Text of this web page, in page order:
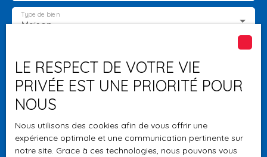
ACCUEIL PROGRAMMES
Estimation
Maison
Type de bien
Budget max (€)
Surface min (m²)
Rechercher
LE RESPECT DE VOTRE VIE
PRIVÉE EST UNE PRIORITÉ POUR
NOUS
Nous utilisons des cookies afin de vous offrir une
expérience optimale et une communication pertinente sur
notre site. Grace à ces technologies, nous pouvons vous